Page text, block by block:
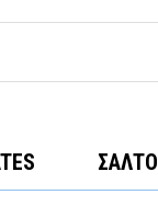
ΣΑΛΤΟ